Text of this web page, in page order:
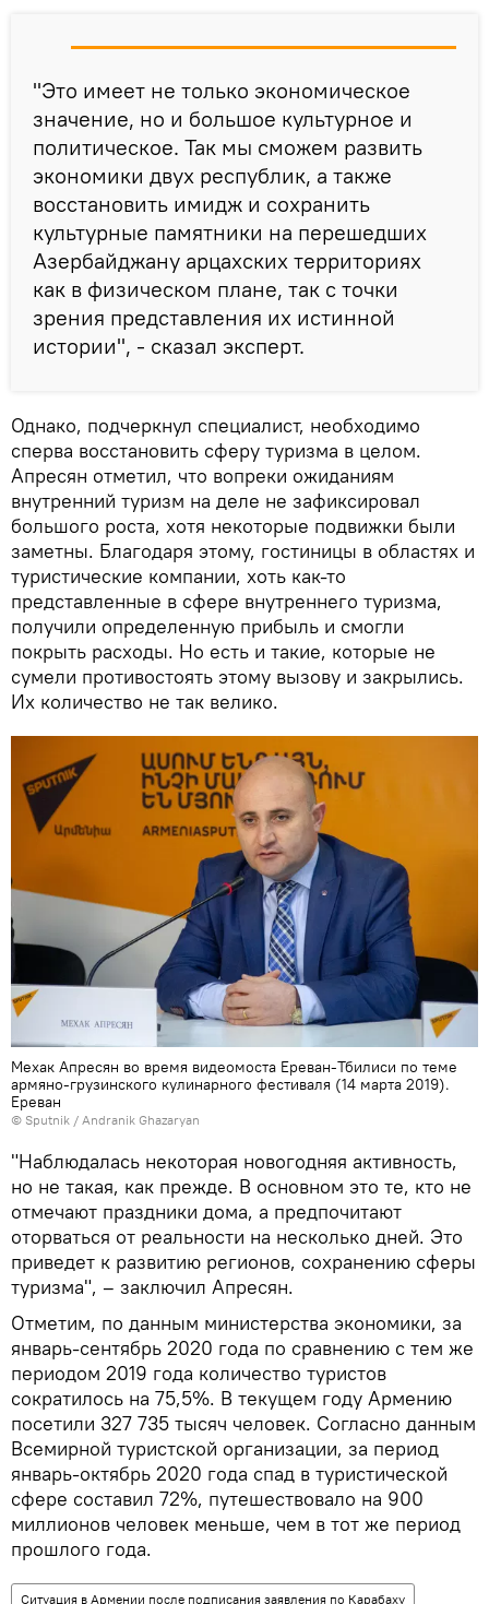
"Это имеет не только экономическое
значение, но и большое культурное и
политическое. Так мы сможем развить
экономики двух республик, а также
восстановить имидж и сохранить
культурные памятники на перешедших
Азербайджану арцахских территориях
как в физическом плане, так с точки
зрения представления их истинной
истории", - сказал эксперт.
Однако, подчеркнул специалист, необходимо
сперва восстановить сферу туризма в целом.
Апресян отметил, что вопреки ожиданиям
внутренний туризм на деле не зафиксировал
большого роста, хотя некоторые подвижки были
заметны. Благодаря этому, гостиницы в областях и
туристические компании, хоть как-то
представленные в сфере внутреннего туризма,
получили определенную прибыль и смогли
покрыть расходы. Но есть и такие, которые не
сумели противостоять этому вызову и закрылись.
Их количество не так велико.
Мехак Апресян во время видеомоста Ереван-Тбилиси по теме
армяно-грузинского кулинарного фестиваля (14 марта 2019).
Еревaн
© Sputnik / Andranik Ghazaryan
"Наблюдалась некоторая новогодняя активность,
но не такая, как прежде. В основном это те, кто не
отмечают праздники дома, а предпочитают
оторваться от реальности на несколько дней. Это
приведет к развитию регионов, сохранению сферы
туризма", – заключил Апресян.
Отметим, по данным министерства экономики, за
январь-сентябрь 2020 года по сравнению с тем же
периодом 2019 года количество туристов
сократилось на 75,5%. В текущем году Армению
посетили 327 735 тысяч человек. Согласно данным
Всемирной туристской организации, за период
январь-октябрь 2020 года спад в туристической
сфере составил 72%, путешествовало на 900
миллионов человек меньше, чем в тот же период
прошлого года.
Ситуация в Армении после подписания заявления по Карабаху